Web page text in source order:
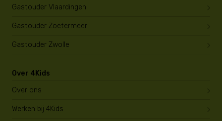
Gastouder Vlaardingen
Gastouder Zoetermeer
Gastouder Zwolle
Over 4Kids
Over ons
Werken bij 4Kids